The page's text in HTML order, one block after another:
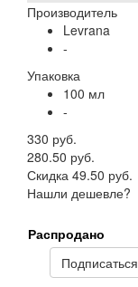
Производитель
Levrana
-
Упаковка
100 мл
-
330 руб.
280.50 руб.
Скидка 49.50 руб.
Нашли дешевле?
Распродано
Подписаться